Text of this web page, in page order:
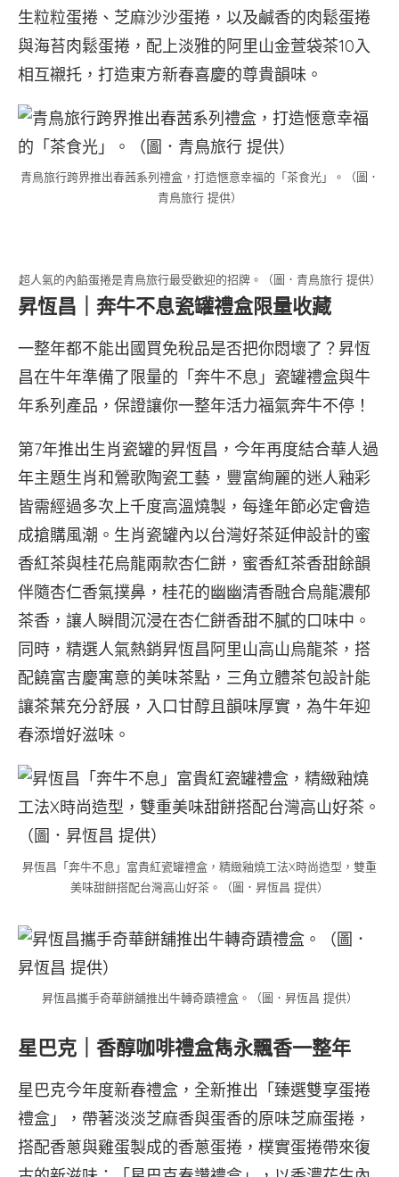
生粒粒蛋捲、芝麻沙沙蛋捲，以及鹹香的肉鬆蛋捲
與海苔肉鬆蛋捲，配上淡雅的阿里山金萱袋茶10入
相互襯托，打造東方新春喜慶的尊貴韻味。
青鳥旅行跨界推出春茜系列禮盒，打造愜意幸福的「茶食光」。（圖．
青鳥旅行 提供）
超人氣的內餡蛋捲是青鳥旅行最受歡迎的招牌。（圖．青鳥旅行 提供）
昇恆昌｜奔牛不息瓷罐禮盒限量收藏
一整年都不能出國買免稅品是否把你悶壞了？昇恆
昌在牛年準備了限量的「奔牛不息」瓷罐禮盒與牛
年系列產品，保證讓你一整年活力福氣奔牛不停！
第7年推出生肖瓷罐的昇恆昌，今年再度結合華人過
年主題生肖和鶯歌陶瓷工藝，豐富絢麗的迷人釉彩
皆需經過多次上千度高溫燒製，每逢年節必定會造
成搶購風潮。生肖瓷罐內以台灣好茶延伸設計的蜜
香紅茶與桂花烏龍兩款杏仁餅，蜜香紅茶香甜餘韻
伴隨杏仁香氣撲鼻，桂花的幽幽清香融合烏龍濃郁
茶香，讓人瞬間沉浸在杏仁餅香甜不膩的口味中。
同時，精選人氣熱銷昇恆昌阿里山高山烏龍茶，搭
配饒富吉慶寓意的美味茶點，三角立體茶包設計能
讓茶葉充分舒展，入口甘醇且韻味厚實，為牛年迎
春添增好滋味。
昇恆昌「奔牛不息」富貴紅瓷罐禮盒，精緻釉燒工法X時尚造型，雙重
美味甜餅搭配台灣高山好茶。（圖．昇恆昌 提供）
昇恆昌攜手奇華餅舖推出牛轉奇蹟禮盒。（圖．昇恆昌 提供）
星巴克｜香醇咖啡禮盒雋永飄香一整年
星巴克今年度新春禮盒，全新推出「臻選雙享蛋捲
禮盒」，帶著淡淡芝麻香與蛋香的原味芝麻蛋捲，
搭配香蔥與雞蛋製成的香蔥蛋捲，樸實蛋捲帶來復